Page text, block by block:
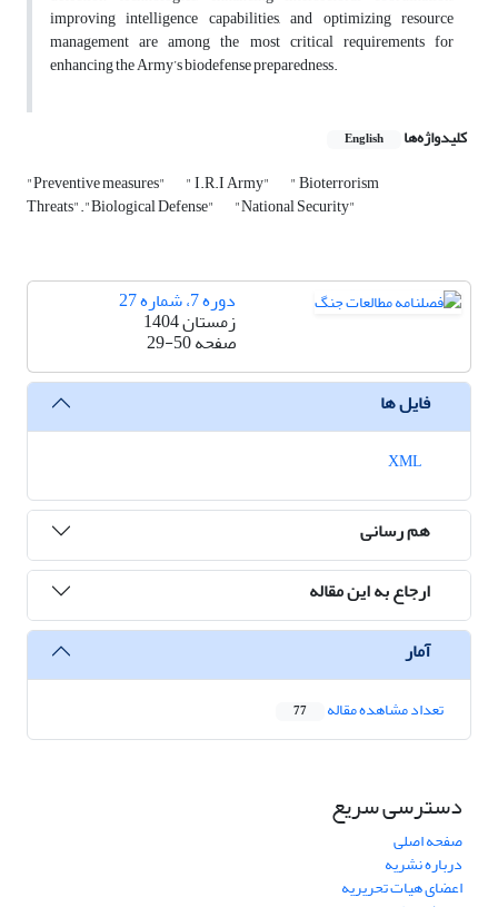
improving intelligence capabilities, and optimizing resource
management are among the most critical requirements for
enhancing the Army’s biodefense preparedness.
کلیدواژه‌ها English
"Preventive measures" " I.R.I Army" " Bioterrorism
Threats"."Biological Defense" "National Security"
دوره 7، شماره 27
زمستان 1404
صفحه29-50
فایل ها
هم رسانی
ارجاع به این مقاله
آمار
تعداد مشاهده مقاله 77
دسترسی سریع
صفحه اصلی
درباره نشریه
اعضای هیات تحریریه